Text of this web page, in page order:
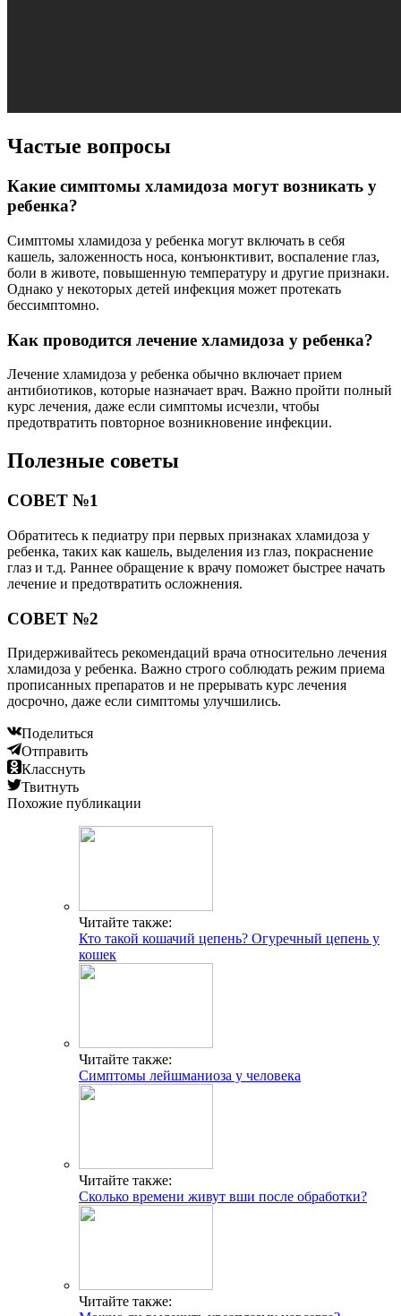
Частые вопросы
Какие симптомы хламидоза могут возникать у
ребенка?
Симптомы хламидоза у ребенка могут включать в себя
кашель, заложенность носа, конъюнктивит, воспаление глаз,
боли в животе, повышенную температуру и другие признаки.
Однако у некоторых детей инфекция может протекать
бессимптомно.
Как проводится лечение хламидоза у ребенка?
Лечение хламидоза у ребенка обычно включает прием
антибиотиков, которые назначает врач. Важно пройти полный
курс лечения, даже если симптомы исчезли, чтобы
предотвратить повторное возникновение инфекции.
Полезные советы
СОВЕТ №1
Обратитесь к педиатру при первых признаках хламидоза у
ребенка, таких как кашель, выделения из глаз, покраснение
глаз и т.д. Раннее обращение к врачу поможет быстрее начать
лечение и предотвратить осложнения.
СОВЕТ №2
Придерживайтесь рекомендаций врача относительно лечения
хламидоза у ребенка. Важно строго соблюдать режим приема
прописанных препаратов и не прерывать курс лечения
досрочно, даже если симптомы улучшились.
Поделиться
Отправить
Класснуть
Твитнуть
Похожие публикации
Читайте также:
Кто такой кошачий цепень? Огуречный цепень у
кошек
Читайте также:
Симптомы лейшманиоза у человека
Читайте также:
Сколько времени живут вши после обработки?
Читайте также: